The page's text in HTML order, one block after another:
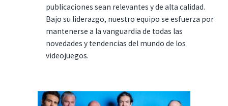
publicaciones sean relevantes y de alta calidad.
Bajo su liderazgo, nuestro equipo se esfuerza por
mantenerse a la vanguardia de todas las
novedades y tendencias del mundo de los
videojuegos.